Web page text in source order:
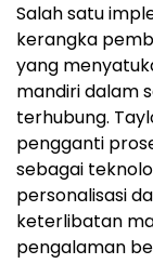
Salah satu
kerangka
yang
mandiri dalam
terhubung.
pengganti
sebagai
personalisasi
keterlibatan
pengalaman